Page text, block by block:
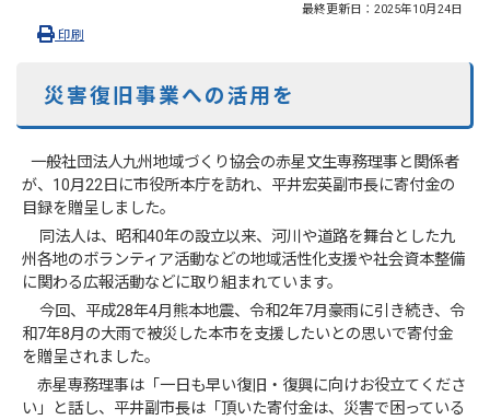
最終更新日： 2025年10月24日
印刷
災害復旧事業への活用を
一般社団法人九州地域づくり協会の赤星文生専務理事と関係者
が、10月22日に市役所本庁を訪れ、平井宏英副市長に寄付金の
目録を贈呈しました。
同法人は、昭和40年の設立以来、河川や道路を舞台とした九
州各地のボランティア活動などの地域活性化支援や社会資本整備
に関わる広報活動などに取り組まれています。
今回、平成28年4月熊本地震、令和2年7月豪雨に引き続き、令
和7年8月の大雨で被災した本市を支援したいとの思いで寄付金
を贈呈されました。
赤星専務理事は「一日も早い復旧・復興に向けお役立てくださ
い」と話し、平井副市長は「頂いた寄付金は、災害で困っている